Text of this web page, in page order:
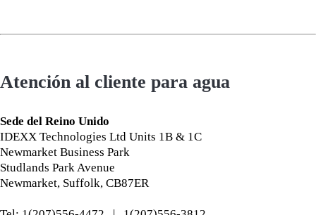
Atención al cliente para agua
Sede del Reino Unido
IDEXX Technologies Ltd Units 1B & 1C
Newmarket Business Park
Studlands Park Avenue
Newmarket, Suffolk, CB87ER